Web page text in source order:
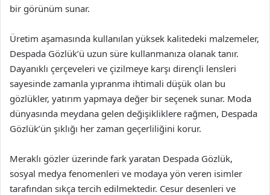
bir görünüm sunar.
Üretim aşamasında kullanılan yüksek kalitedeki malzemeler,
Despada Gözlük’ü uzun süre kullanmanıza olanak tanır.
Dayanıklı çerçeveleri ve çizilmeye karşı dirençli lensleri
sayesinde zamanla yıpranma ihtimali düşük olan bu
gözlükler, yatırım yapmaya değer bir seçenek sunar. Moda
dünyasında meydana gelen değişikliklere rağmen, Despada
Gözlük’ün şıklığı her zaman geçerliliğini korur.
Meraklı gözler üzerinde fark yaratan Despada Gözlük,
sosyal medya fenomenleri ve modaya yön veren isimler
tarafından sıkça tercih edilmektedir. Cesur desenleri ve